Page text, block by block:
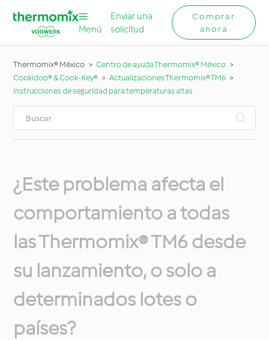
Menú
Enviar una
solicitud
Comprar
ahora
Thermomix® México
Centro de ayuda Thermomix® México
Cookidoo® & Cook-Key®
Actualizaciones Thermomix® TM6
Instrucciones de seguridad para temperaturas altas
¿Este problema afecta el
comportamiento a todas
las Thermomix® TM6 desde
su lanzamiento, o solo a
determinados lotes o
países?